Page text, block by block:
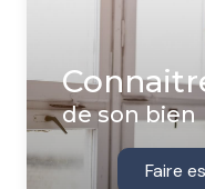
de son bien
Faire